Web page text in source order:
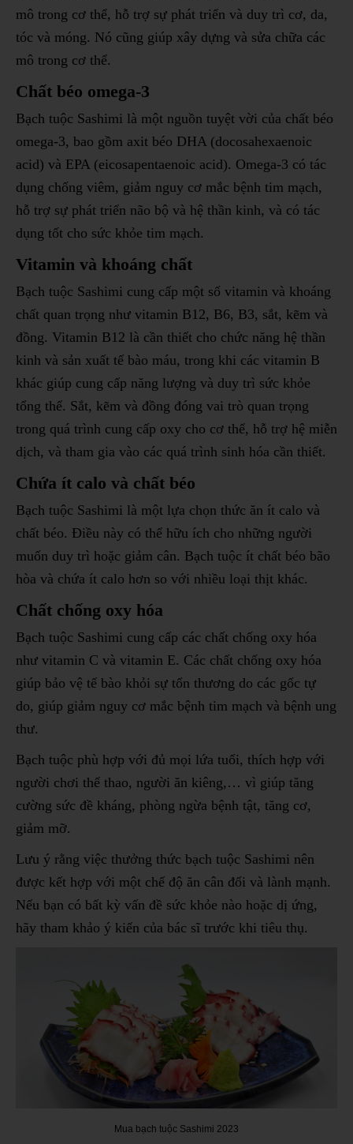
mô trong cơ thể, hỗ trợ sự phát triển và duy trì cơ, da,
tóc và móng. Nó cũng giúp xây dựng và sửa chữa các
mô trong cơ thể.
Chất béo omega-3
Bạch tuộc Sashimi là một nguồn tuyệt vời của chất béo
omega-3, bao gồm axit béo DHA (docosahexaenoic
acid) và EPA (eicosapentaenoic acid). Omega-3 có tác
dụng chống viêm, giảm nguy cơ mắc bệnh tim mạch,
hỗ trợ sự phát triển não bộ và hệ thần kinh, và có tác
dụng tốt cho sức khỏe tim mạch.
Vitamin và khoáng chất
Bạch tuộc Sashimi cung cấp một số vitamin và khoáng
chất quan trọng như vitamin B12, B6, B3, sắt, kẽm và
đồng. Vitamin B12 là cần thiết cho chức năng hệ thần
kinh và sản xuất tế bào máu, trong khi các vitamin B
khác giúp cung cấp năng lượng và duy trì sức khỏe
tổng thể. Sắt, kẽm và đồng đóng vai trò quan trọng
trong quá trình cung cấp oxy cho cơ thể, hỗ trợ hệ miễn
dịch, và tham gia vào các quá trình sinh hóa cần thiết.
Chứa ít calo và chất béo
Bạch tuộc Sashimi là một lựa chọn thức ăn ít calo và
chất béo. Điều này có thể hữu ích cho những người
muốn duy trì hoặc giảm cân. Bạch tuộc ít chất béo bão
hòa và chứa ít calo hơn so với nhiều loại thịt khác.
Chất chống oxy hóa
Bạch tuộc Sashimi cung cấp các chất chống oxy hóa
như vitamin C và vitamin E. Các chất chống oxy hóa
giúp bảo vệ tế bào khỏi sự tổn thương do các gốc tự
do, giúp giảm nguy cơ mắc bệnh tim mạch và bệnh ung
thư.
Bạch tuộc phù hợp với đủ mọi lứa tuổi, thích hợp với
người chơi thể thao, người ăn kiêng,… vì giúp tăng
cường sức đề kháng, phòng ngừa bệnh tật, tăng cơ,
giảm mỡ.
Lưu ý rằng việc thưởng thức bạch tuộc Sashimi nên
được kết hợp với một chế độ ăn cân đối và lành mạnh.
Nếu bạn có bất kỳ vấn đề sức khỏe nào hoặc dị ứng,
hãy tham khảo ý kiến của bác sĩ trước khi tiêu thụ.
Mua bạch tuộc Sashimi 2023